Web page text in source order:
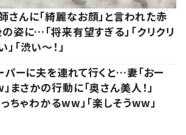
さんに「綺麗なお顔」と言われた赤
姿に…「将来有望すぎる」「クリクリ
「渋い～！」
パーに夫を連れて行くと…妻「おー
まさかの行動に「奥さん美人！」
っちゃわかるww」「楽しそうww」